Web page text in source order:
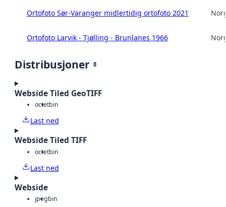
Ortofoto Sør-Varanger midlertidig ortofoto 2021
Ortofoto Larvik - Tjølling - Brunlanes 1966
Distribusjoner 8
Webside Tiled GeoTIFF
octetbin
Last ned
Webside Tiled TIFF
octetbin
Last ned
Webside
jpegbin